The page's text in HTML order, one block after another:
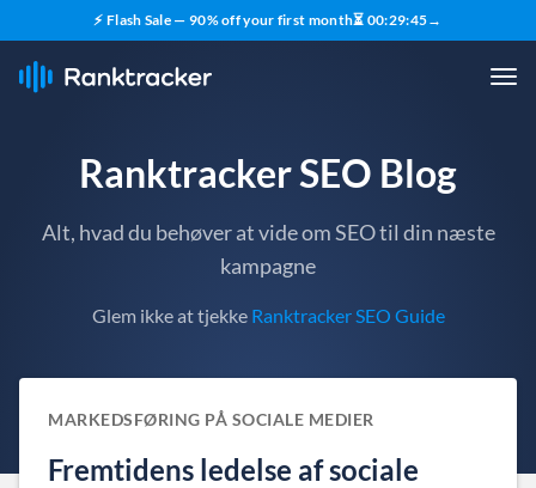
⚡ Flash Sale — 90% off your first month⏳ 00:29:44→
Ranktracker SEO Blog
Alt, hvad du behøver at vide om SEO til din næste
kampagne
Glem ikke at tjekke Ranktracker SEO Guide
MARKEDSFØRING PÅ SOCIALE MEDIER
Fremtidens ledelse af sociale